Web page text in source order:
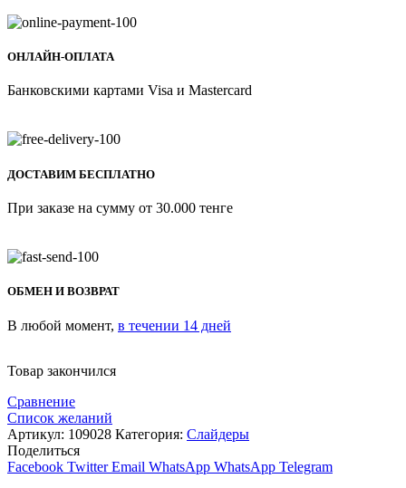
ОНЛАЙН-ОПЛАТА
Банковскими картами Visa и Mastercard
ДОСТАВИМ БЕСПЛАТНО
При заказе на сумму от 30.000 тенге
ОБМЕН И ВОЗВРАТ
В любой момент, в течении 14 дней
Товар закончился
Сравнение
Список желаний
Артикул: 109028 Категория: Слайдеры
Поделиться
Facebook Twitter Email WhatsApp WhatsApp Telegram